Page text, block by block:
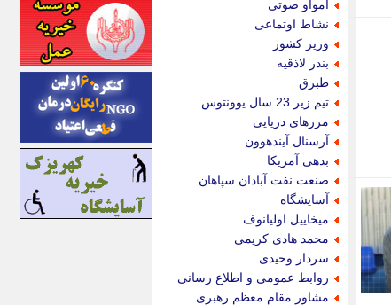
امواو صوتی
نشاط اوتماعی
وزیر کشور
بندر لاذقیه
طبرق
تیم زیر 23 سال یوونتوس
مرزهای دریایی
آرسنال آیندهوون
بدهی آمریکا
صنعت نفت آبادان سپاهان
آسایشگاه
میخاییل اولیانوف
محمد هادی کریمی
سردار وحیدی
روابط عمومی و اطلاع رسانی
مشاور مقام معظم رهبری
ایکنا
ایلنا
اینتیتر
ایونا نیوز
بازتاب آنلاین
باشگاه خبرنگاران
باغستان نیوز
بامبوک
ببین و بخون
بدینسان
بنکر